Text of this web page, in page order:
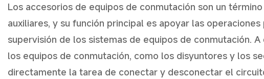
Los accesorios de equipos de conmutación son un
auxiliares, y su función principal es apoyar las
supervisión de los sistemas de equipos de conmutación.
los equipos de conmutación, como los disyuntores y los
directamente la tarea de conectar y desconectar el